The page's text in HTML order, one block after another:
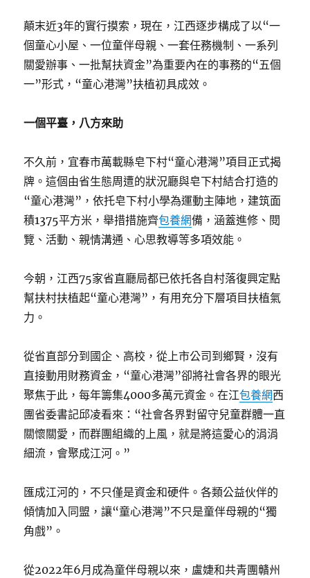
顛末近3年的實行摸索，現在，江西逐步構成了以“一
個童心小屋、一位童伴母親、一套任務機制、一系列
關愛辦事、一批幫扶資金”為重要內在的事務的“五個
一”形式，“童心港灣”扶植初具成效。
一個平臺，八方來助
不久前，宜春市萬載縣皂下村“童心港灣”項目正式揭
牌。這個由省生態周遭的狀況廳與皂下村結合打造的
“童心港灣”，依托皂下村小學為運動主陣地，建筑面
積1375平方米，舉措措施齊包養網備，涵蓋進修、閱
覽、活動、親情溝通、心思教導等多項效能。
今朝，江西75家省直廳局都已依托各自村落復興定點
幫扶村扶植起“童心港灣”，有用充分下層項目扶植氣
力。
從省直部分到國企、高校，從上市公司到鄉賢，沒有
直接動用財務資金，“童心港灣”卻將社會各界的眼光
聚焦于此，每年籌集4000多萬元資金。在江包養網西
團省委書記邱凌看來：“社會各界對留守兒童群體一直
關懷關愛，而群團組織的上風，就是將這愛心的涓涓
細流，會聚成江河。”
匯成江河的，不只僅是資金和硬件。各類公益伙伴的
傾情加入同盟，讓“童心港灣”不只是童伴母親的“獨
角戲”。
從2022年6月成為童伴母親以來，盧婕和共青團贛州